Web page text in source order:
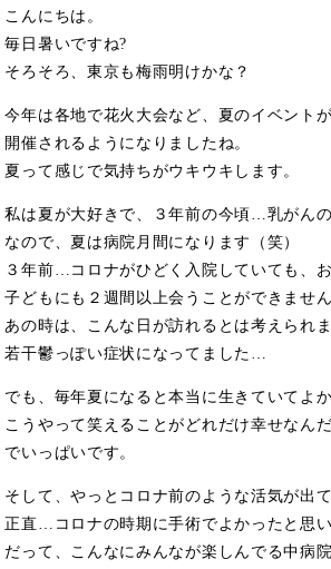
こんにちは。
毎日暑いですね?
そろそろ、東京も梅雨明けかな？
今年は各地で花火大会など、夏のイベント
開催されるようになりましたね。
夏って感じで気持ちがウキウキします。
私は夏が大好きで、３年前の今頃…乳がんの
なので、夏は病院月間になります（笑）
３年前…コロナがひどく入院していても、
子どもにも２週間以上会うことができません
あの時は、こんな日が訪れるとは考えられま
若干鬱っぽい症状になってました…
でも、毎年夏になると本当に生きていてよか
こうやって笑えることがどれだけ幸せなん
でいっぱいです。
そして、やっとコロナ前のような活気が出
正直…コロナの時期に手術でよかったと思い
だって、こんなにみんなが楽しんでる中病